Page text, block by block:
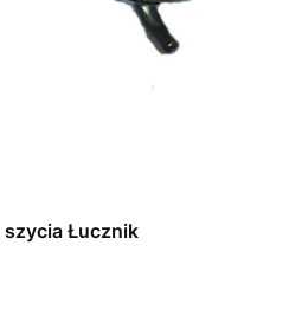
szycia Łucznik